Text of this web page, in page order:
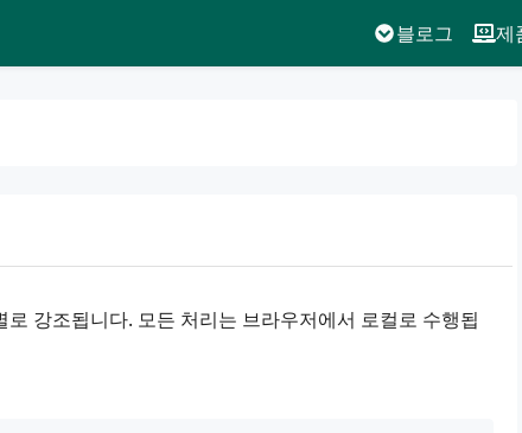
블로그 제
강조됩니다. 모든 처리는 브라우저에서 로컬로 수행됩